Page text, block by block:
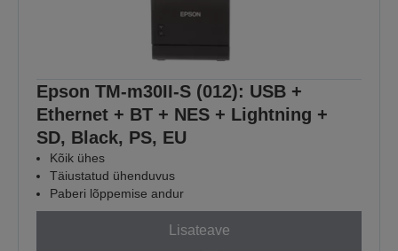
Epson TM-m30II-S (012): USB +
Ethernet + BT + NES + Lightning +
SD, Black, PS, EU
Kõik ühes
Täiustatud ühenduvus
Paberi lõppemise andur
Lisateave